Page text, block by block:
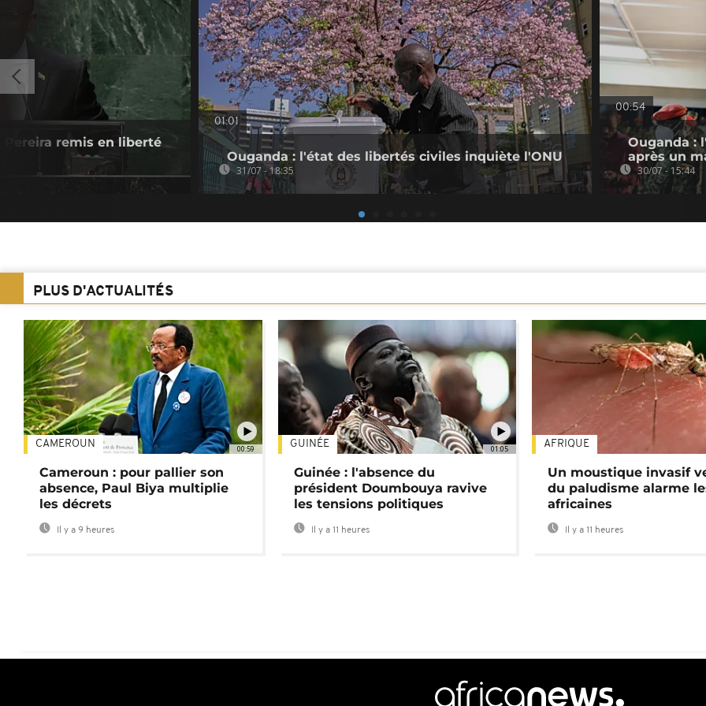
Pereira remis en liberté
01:01
Ouganda : l'état des libertés civiles inquiète l'ONU
31/07 - 18:35
00:54
Ouganda :
après un
30/07 - 15:44
PLUS D'ACTUALITÉS
00:59
CAMEROUN
Cameroun : pour pallier son
absence, Paul Biya multiplie
les décrets
Il y a 9 heures
01:05
GUINÉE
Guinée : l'absence du
président Doumbouya ravive
les tensions politiques
Il y a 11 heures
AFRIQUE
Un moustique invasif
du paludisme alarme
africaines
Il y a 11 heures